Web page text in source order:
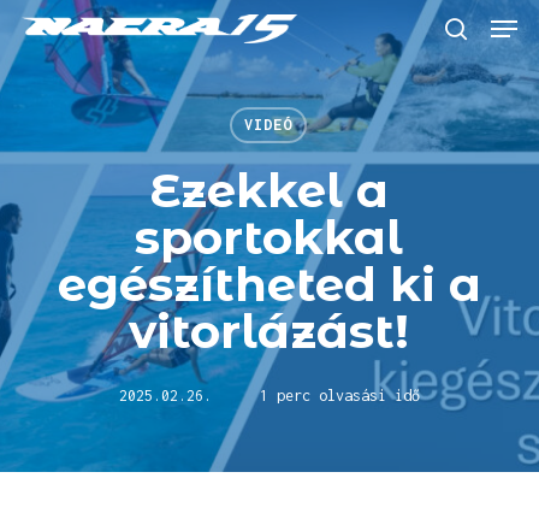
Skip
main
keresés
Menu
VIDEÓ
Ezekkel a
sportokkal
egészítheted ki a
vitorlázást!
2025.02.26. 1 perc olvasási idő